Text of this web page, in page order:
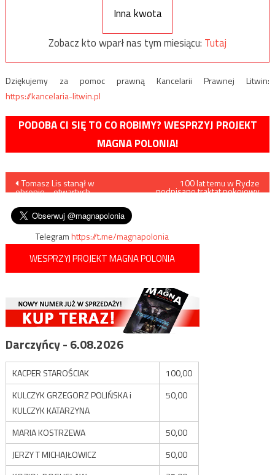
Inna kwota
Zobacz kto wparł nas tym miesiącu: Tutaj
Dziękujemy za pomoc prawną Kancelarii Prawnej Litwin:
https://kancelaria-litwin.pl
PODOBA CI SIĘ TO CO ROBIMY? WESPRZYJ PROJEKT
MAGNA POLONIA!
Nawigacja
wpisu
Tomasz Lis stanął w
obronie… otwartych
100 lat temu w Rydze
podpisano traktat pokojowy
Telegramhttps://t.me/magnapolonia
WESPRZYJ PROJEKT MAGNA POLONIA
Darczyńcy - 6.08.2026
KACPER STAROŚCIAK
100,00
KULCZYK GRZEGORZ POLIŃSKA i
KULCZYK KATARZYNA
50,00
MARIA KOSTRZEWA
50,00
JERZY T MICHAJŁOWICZ
50,00